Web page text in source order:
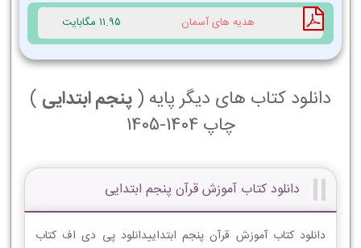
هدیه های آسمان 11.95 مگابایت
دانلود کتاب های دیگر پایه (پنجم ابتدایی )
چاپ 1404-1405
دانلود کتاب آموزش قرآن پنجم ابتدایی
دانلود کتاب آموزش قرآن پنجم ابتداییدانلود پی دی اف کتاب